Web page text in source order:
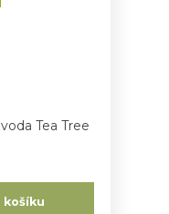
Tea Tree
košíku